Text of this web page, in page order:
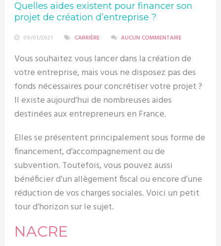
Quelles aides existent pour financer son
projet de création d’entreprise ?
09/01/2021 CARRIÈRE AUCUN COMMENTAIRE
Vous souhaitez vous lancer dans la création de
votre entreprise, mais vous ne disposez pas des
fonds nécessaires pour concrétiser votre projet ?
Il existe aujourd’hui de nombreuses aides
destinées aux entrepreneurs en France.
Elles se présentent principalement sous forme de
financement, d’accompagnement ou de
subvention. Toutefois, vous pouvez aussi
bénéficier d’un allègement fiscal ou encore d’une
réduction de vos charges sociales. Voici un petit
tour d’horizon sur le sujet.
NACRE